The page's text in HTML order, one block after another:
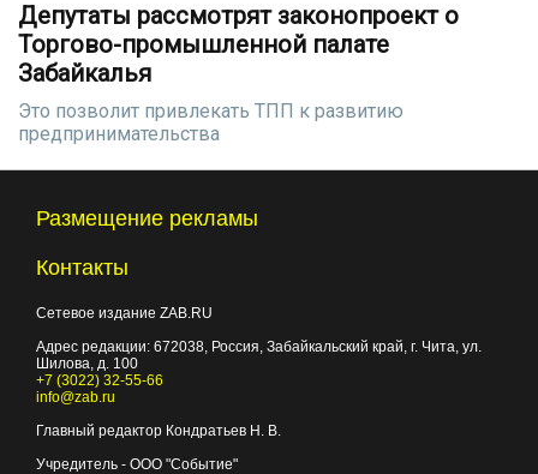
Депутаты рассмотрят законопроект о
Торгово-промышленной палате
Забайкалья
Это позволит привлекать ТПП к развитию
предпринимательства
Размещение рекламы
Контакты
Сетевое издание ZAB.RU
Адрес редакции: 672038, Россия, Забайкальский край, г. Чита, ул.
Шилова, д. 100
+7 (3022) 32-55-66
info@zab.ru
Главный редактор Кондратьев Н. В.
Учредитель - ООО "Событие"